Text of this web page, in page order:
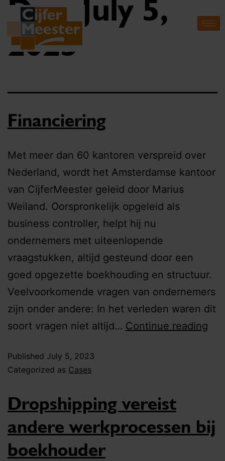
Day: July 5,
2023
Financiering
Met meer dan 60 kantoren verspreid over
Nederland, wordt het Amsterdamse kantoor
van CijferMeester geleid door Marius
Weiland. Oorspronkelijk opgeleid als
business controller, helpt hij nu
ondernemers met uiteenlopende
vraagstukken, altijd gesteund door een
goed opgezette boekhouding en structuur.
Veelvoorkomende vragen van ondernemers
zijn onder andere: In het verleden waren dit
soort vragen niet altijd… Continue reading
Published July 5, 2023
Categorized as Cases
Dropshipping vereist
andere werkprocessen bij
boekhouder